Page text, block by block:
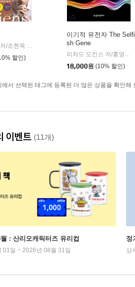
유발 하라리 저/조현욱 역/이태수 감수 | 김영사
할인)
이기적 유전자 The Selfi
sh Gene
리처드 도킨스 저/홍영남,이상임 공역
18,000원 (10% 할인)
에서 선택된 태그에 등록된 더 많은 상품을 확인해
이벤트 (11개)
: 산리오캐릭터즈 유리컵
01일 ~ 2026년 08월 31일
정
상